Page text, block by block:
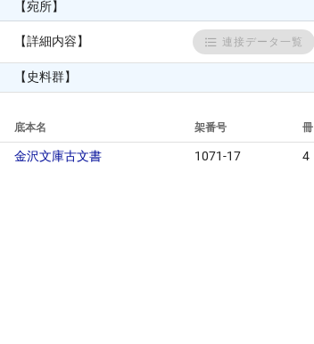
【宛所】
【詳細内容】 連接データ一覧
【史料群】
底本名 架番号 冊
金沢文庫古文書 1071-17 4